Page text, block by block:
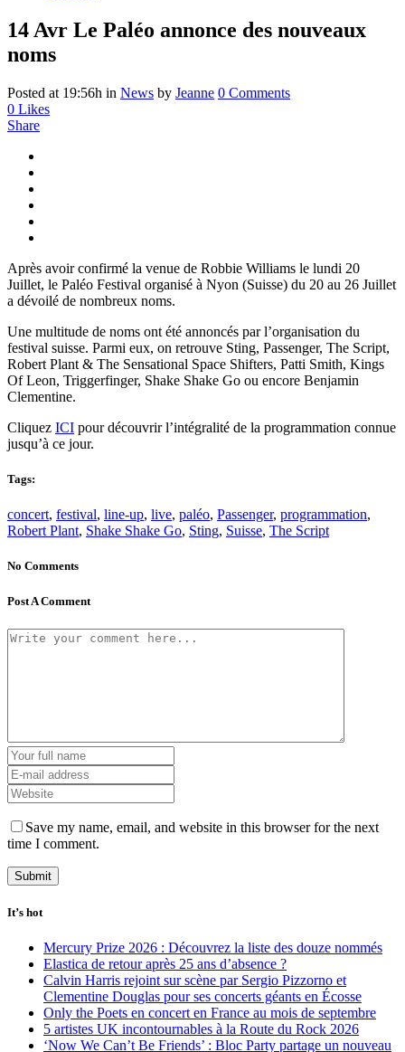
14 Avr Le Paléo annonce des nouveaux
noms
Posted at 19:56h in News by Jeanne 0 Comments
0 Likes
Share
Après avoir confirmé la venue de Robbie Williams le lundi 20
Juillet, le Paléo Festival organisé à Nyon (Suisse) du 20 au 26 Juillet
a dévoilé de nombreux noms.
Une multitude de noms ont été annoncés par l’organisation du
festival suisse. Parmi eux, on retrouve Sting, Passenger, The Script,
Robert Plant & The Sensational Space Shifters, Patti Smith, Kings
Of Leon, Triggerfinger, Shake Shake Go ou encore Benjamin
Clementine.
Cliquez ICI pour découvrir l’intégralité de la programmation connue
jusqu’à ce jour.
Tags:
concert, festival, line-up, live, paléo, Passenger, programmation,
Robert Plant, Shake Shake Go, Sting, Suisse, The Script
No Comments
Post A Comment
Save my name, email, and website in this browser for the next
time I comment.
It’s hot
Mercury Prize 2026 : Découvrez la liste des douze nommés
Elastica de retour après 25 ans d’absence ?
Calvin Harris rejoint sur scène par Sergio Pizzorno et
Clementine Douglas pour ses concerts géants en Écosse
Only the Poets en concert en France au mois de septembre
5 artistes UK incontournables à la Route du Rock 2026
‘Now We Can’t Be Friends’ : Bloc Party partage un nouveau